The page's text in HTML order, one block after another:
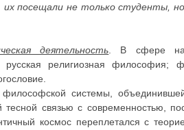
их посещали не только студенты,
деятельность . В сфере
русская религиозная философия;
философской системы,
тесной связью с современностью,
космос переплетался с